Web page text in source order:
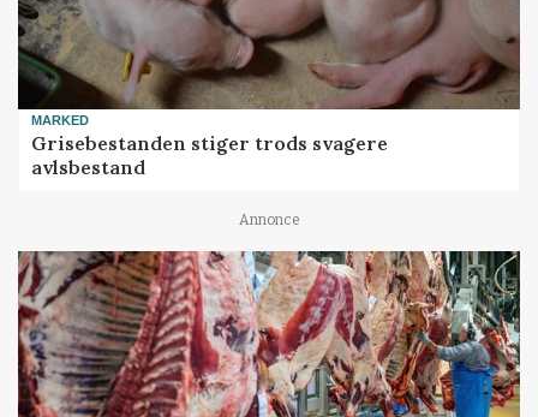
MARKED
Grisebestanden stiger trods svagere
avlsbestand
Annonce